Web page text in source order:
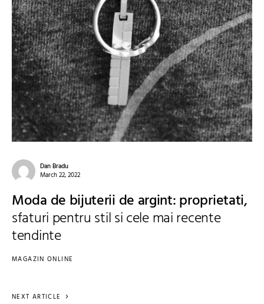
Dan Bradu
March 22, 2022
Moda de bijuterii de argint: proprietati,
sfaturi pentru stil si cele mai recente
tendinte
MAGAZIN ONLINE
NEXT ARTICLE